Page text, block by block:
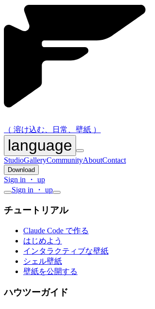
（ 溶け込む、日常、壁紙 ）
language
StudioGalleryCommunityAboutContact
Download
Sign in ・ up
Sign in ・ up
チュートリアル
Claude Code で作る
はじめよう
インタラクティブな壁紙
シェル壁紙
壁紙を公開する
ハウツーガイド